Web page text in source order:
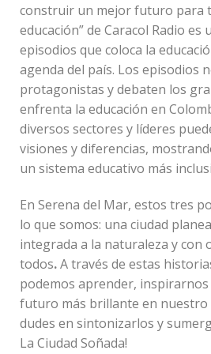
construir un mejor futuro para
educación” de Caracol Radio es
episodios que coloca la
agenda del país. Los episodios
protagonistas y debaten los
enfrenta la educación en
diversos sectores y líderes
visiones y diferencias,
un sistema educativo más
En Serena del Mar, estos tres
lo que somos: una ciudad
integrada a la naturaleza y con
todos.A través de estas
podemos aprender,
futuro más brillante en nuestro
dudes en sintonizarlos y
La Ciudad Soñada!